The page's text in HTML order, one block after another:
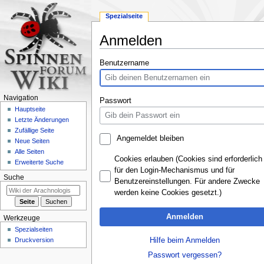
Anmelden
Zur
Navigation
springen
Zur
Suche
springen
Benutzername
Passwort
Angemeldet bleiben
Cookies erlauben (Cookies sind erforderlich
für den Login-Mechanismus und für
Benutzereinstellungen. Für andere Zwecke
werden keine Cookies gesetzt.)
Anmelden
Hilfe beim Anmelden
Passwort vergessen?
Spezialseite
Navigation
Hauptseite
Letzte Änderungen
Zufällige Seite
Neue Seiten
Alle Seiten
Erweiterte Suche
Suche
Werkzeuge
Spezialseiten
Druckversion